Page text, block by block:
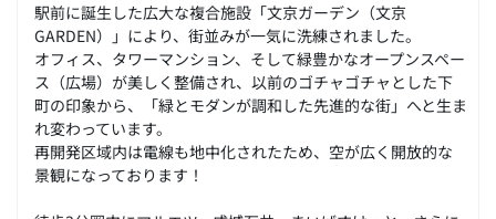
駅前に誕生した広大な複合施設「文京ガーデン（文京
GARDEN）」により、街並みが一気に洗練されました。
オフィス、タワーマンション、そして緑豊かなオープンスペー
ス（広場）が美しく整備され、以前のゴチャゴチャとした下
町の印象から、「緑とモダンが調和した先進的な街」へと生ま
れ変わっています。
再開発区域内は電線も地中化されたため、空が広く開放的な
景観になっております！